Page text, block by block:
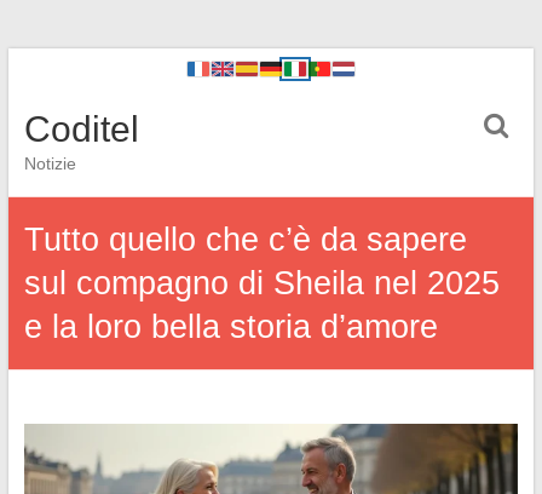
Coditel
Notizie
Tutto quello che c’è da sapere
sul compagno di Sheila nel 2025
e la loro bella storia d’amore